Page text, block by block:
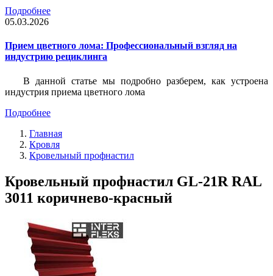
Подробнее
05.03.2026
Прием цветного лома: Профессиональный взгляд на
индустрию рециклинга
В данной статье мы подробно разберем, как устроена
индустрия приема цветного лома
Подробнее
Главная
Кровля
Кровельный профнастил
Кровельный профнастил GL-21R RAL
3011 коричнево-красный